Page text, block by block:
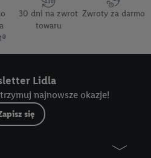
30 dni na zwrot
towaru
Zwroty za darmo
Lidla
najnowsze okazje!
się
źródeł. Pomiar
profili do wyboru
Tworzenie profili w celu